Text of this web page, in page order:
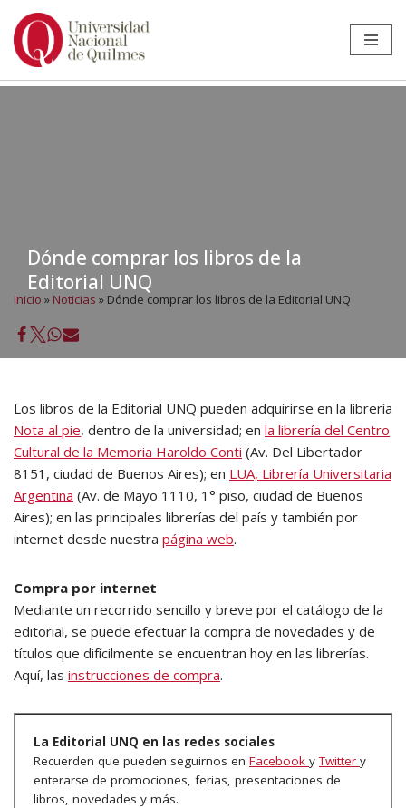
Ir
Dónde comprar los libros de la
Editorial UNQ
Inicio » Noticias » Dónde comprar los libros de la Editorial UNQ
Los libros de la Editorial UNQ pueden adquirirse en la librería
Nota al pie, dentro de la universidad; en la librería del Centro
Cultural de la Memoria Haroldo Conti (Av. Del Libertador
8151, ciudad de Buenos Aires); en LUA, Librería Universitaria
Argentina (Av. de Mayo 1110, 1° piso, ciudad de Buenos
Aires); en las principales librerías del país y también por
internet desde nuestra página web.
Compra por internet
Mediante un recorrido sencillo y breve por el catálogo de la
editorial, se puede efectuar la compra de novedades y de
títulos que difícilmente se encuentran hoy en las librerías.
Aquí, las instrucciones de compra.
La Editorial UNQ en las redes sociales
Recuerden que pueden seguirnos en Facebook yTwitter y
enterarse de promociones, ferias, presentaciones de
libros, novedades y más.